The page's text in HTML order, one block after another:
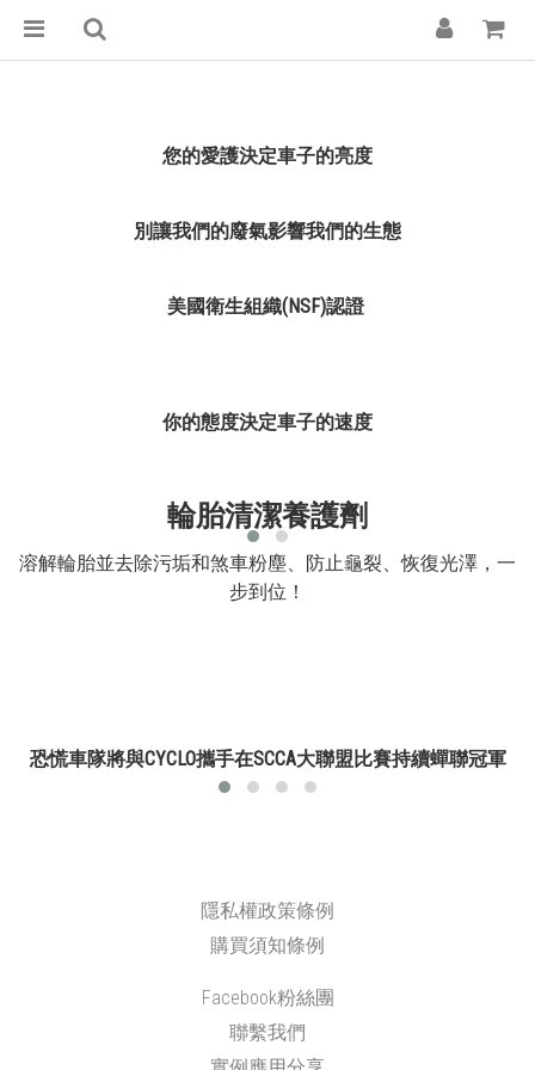
您的愛護決定車子的亮度
別讓我們的廢氣影響我們的生態
美國衛生組織(NSF)認證
你的態度決定車子的速度
輪胎清潔養護劑
溶解輪胎並去除污垢和煞車粉塵、防止龜裂、恢復光澤，一
步到位！
恐慌車隊將與CYCLO攜手在SCCA大聯盟比賽持續蟬聯冠軍
隱私權政策條例
購買須知條例
Facebook粉絲團
聯繫我們